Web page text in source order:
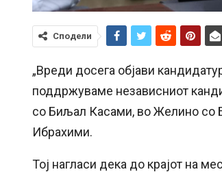
Сподели
„Вреди досега објави
поддржуваме независниот
со Биљал Касами, во Желино со
Ибрахими.
Тој нагласи дека до крајот на